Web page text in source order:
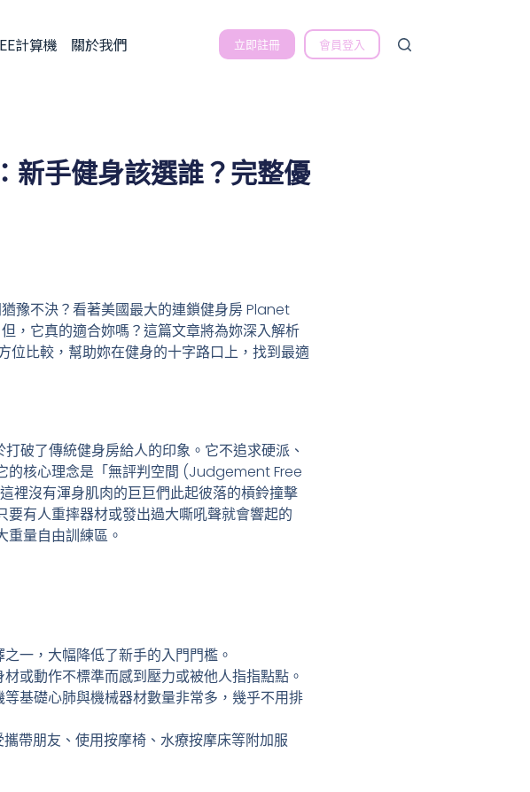
計算機 關於我們 立即註冊 會員登入
手健身該選誰？完整優
豫不決？看著美國最大的連鎖健身房 Planet
，它真的適合妳嗎？這篇文章將為妳深入解析
比較，幫助妳在健身的十字路口上，找到最適
破了傳統健身房給人的印象。它不追求硬派、
的核心理念是「無評判空間 (Judgement Free
裡沒有渾身肌肉的巨巨們此起彼落的槓鈴撞擊
有人重摔器材或發出過大嘶吼聲就會響起的
重量自由訓練區。
一，大幅降低了新手的入門門檻。
或動作不標準而感到壓力或被他人指指點點。
基礎心肺與機械器材數量非常多，幾乎不用排
帶朋友、使用按摩椅、水療按摩床等附加服